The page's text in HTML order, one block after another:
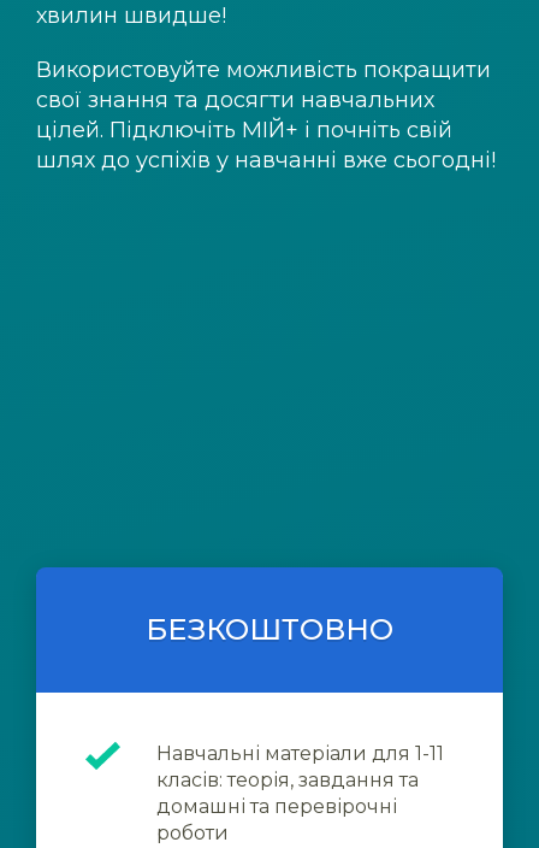
хвилин швидше!
Використовуйте можливість покращити
свої знання та досягти навчальних
цілей. Підключіть МІЙ+ і почніть свій
шлях до успіхів у навчанні вже сьогодні!
БЕЗКОШТОВНО
Навчальні матеріали для 1-11
класів: теорія, завдання та
домашні та перевірочні
роботи